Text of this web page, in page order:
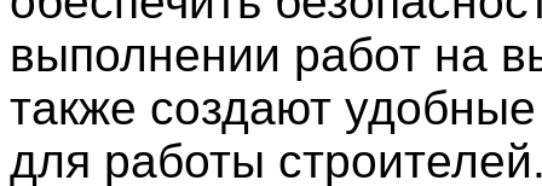
выполнении работ на
также создают
для работы